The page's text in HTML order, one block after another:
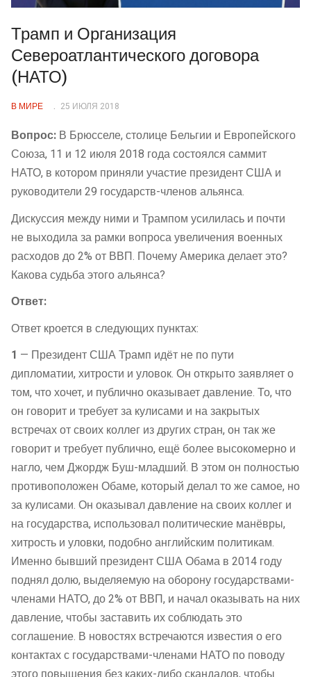
Трамп и Организация
Североатлантического договора
(НАТО)
В МИРЕ 25 ИЮЛЯ 2018
Вопрос: В Брюсселе, столице Бельгии и Европейского
Союза, 11 и 12 июля 2018 года состоялся саммит
НАТО, в котором приняли участие президент США и
руководители 29 государств-членов альянса.
Дискуссия между ними и Трампом усилилась и почти
не выходила за рамки вопроса увеличения военных
расходов до 2% от ВВП. Почему Америка делает это?
Какова судьба этого альянса?
Ответ:
Ответ кроется в следующих пунктах:
1 — Президент США Трамп идёт не по пути
дипломатии, хитрости и уловок. Он открыто заявляет о
том, что хочет, и публично оказывает давление. То, что
он говорит и требует за кулисами и на закрытых
встречах от своих коллег из других стран, он так же
говорит и требует публично, ещё более высокомерно и
нагло, чем Джордж Буш-младший. В этом он полностью
противоположен Обаме, который делал то же самое, но
за кулисами. Он оказывал давление на своих коллег и
на государства, использовал политические манёвры,
хитрость и уловки, подобно английским политикам.
Именно бывший президент США Обама в 2014 году
поднял долю, выделяемую на оборону государствами-
членами НАТО, до 2% от ВВП, и начал оказывать на них
давление, чтобы заставить их соблюдать это
соглашение. В новостях встречаются известия о его
контактах с государствами-членами НАТО по поводу